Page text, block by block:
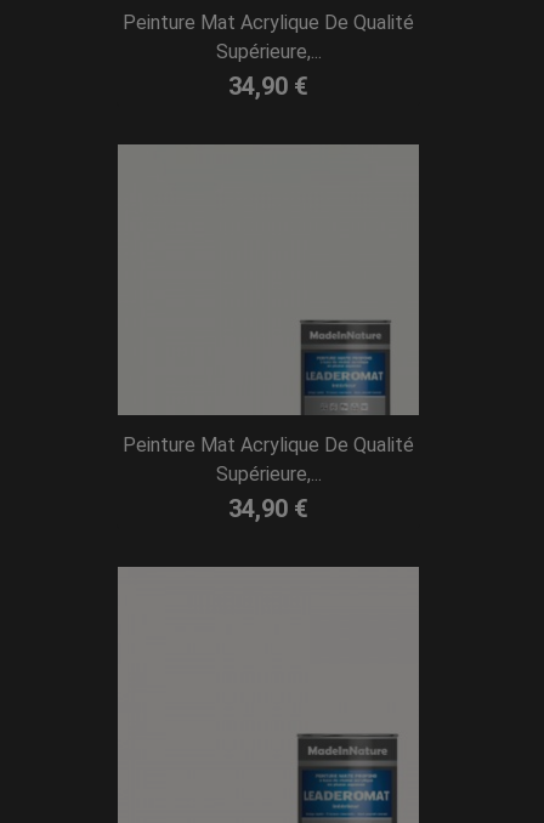
Peinture Mat Acrylique De Qualité
Supérieure,...
34,90 €
Peinture Mat Acrylique De Qualité
Supérieure,...
34,90 €